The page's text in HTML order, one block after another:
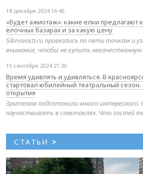
18 декабря 2024 16:45
«Будет ажиотаж»: какие елки предлагают
елочных базарах и за какую цену
Sibnovosti.ru проехались по пяти точкам и
внимание, чтобы не купить
15 сентября 2024 21:30
Время удивлять и удивляться. В
стартовал юбилейный театральный
открытия
Зрителям подготовили много
поучаствовать в спектаклях. Что гостей
СТАТЬИ >